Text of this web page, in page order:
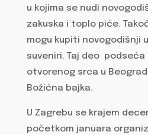
u kojima se nudi
zakuska i toplo piće.
mogu kupiti novogodišnji
suveniri. Taj deo podseća
otvorenog srca u
Božićna bajka.
U Zagrebu se krajem
početkom januara